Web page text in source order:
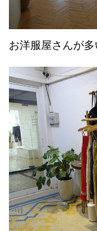
お洋服屋さんが多